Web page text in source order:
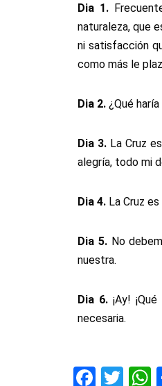
Dia 1.
naturaleza, que
ni satisfacción
como más le
Dia 2. ¿Qué
Dia 3.La Cruz
alegría, todo mi
Dia 4. La Cruz
Dia 5.No
nuestra.
Dia 6.¡Ay!
necesaria.
F
T